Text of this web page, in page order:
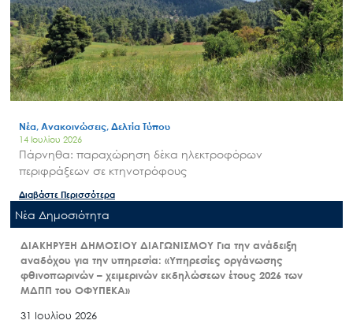
Νέα, Ανακοινώσεις, Δελτία Τύπου
14 Ιουλίου 2026
Πάρνηθα: παραχώρηση δέκα ηλεκτροφόρων
περιφράξεων σε κτηνοτρόφους
Διαβάστε Περισσότερα
Nέα Δημοσιότητα
ΔΙΑΚΗΡΥΞΗ ΔΗΜΟΣΙΟΥ ΔΙΑΓΩΝΙΣΜΟΥ Για την ανάδειξη
αναδόχου για την υπηρεσία: «Υπηρεσίες οργάνωσης
φθινοπωρινών – χειμερινών εκδηλώσεων έτους 2026 των
ΜΔΠΠ του ΟΦΥΠΕΚΑ»
31 Ιουλίου 2026